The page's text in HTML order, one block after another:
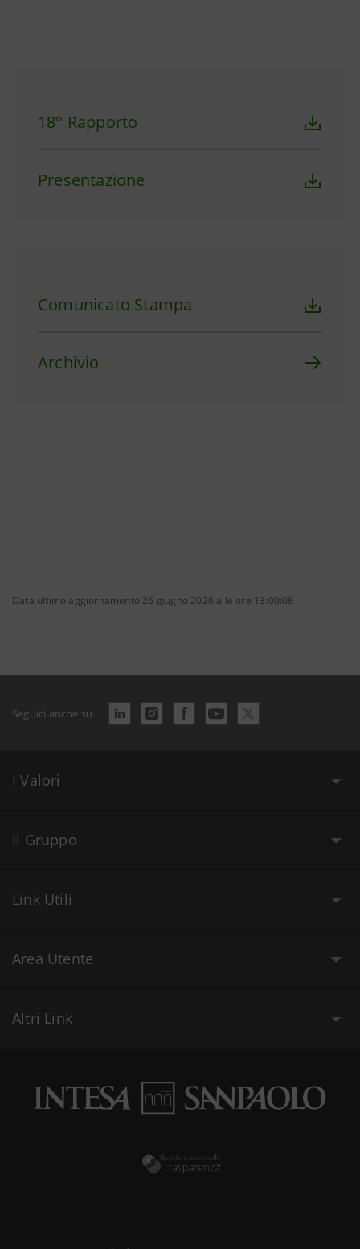
18° Rapporto
Presentazione
Comunicato Stampa
Archivio
Data ultimo aggiornamento 26 giugno 2026 alle ore 13:00:08
Seguici anche su
I Valori
Il Gruppo
Link Utili
Area Utente
Altri Link